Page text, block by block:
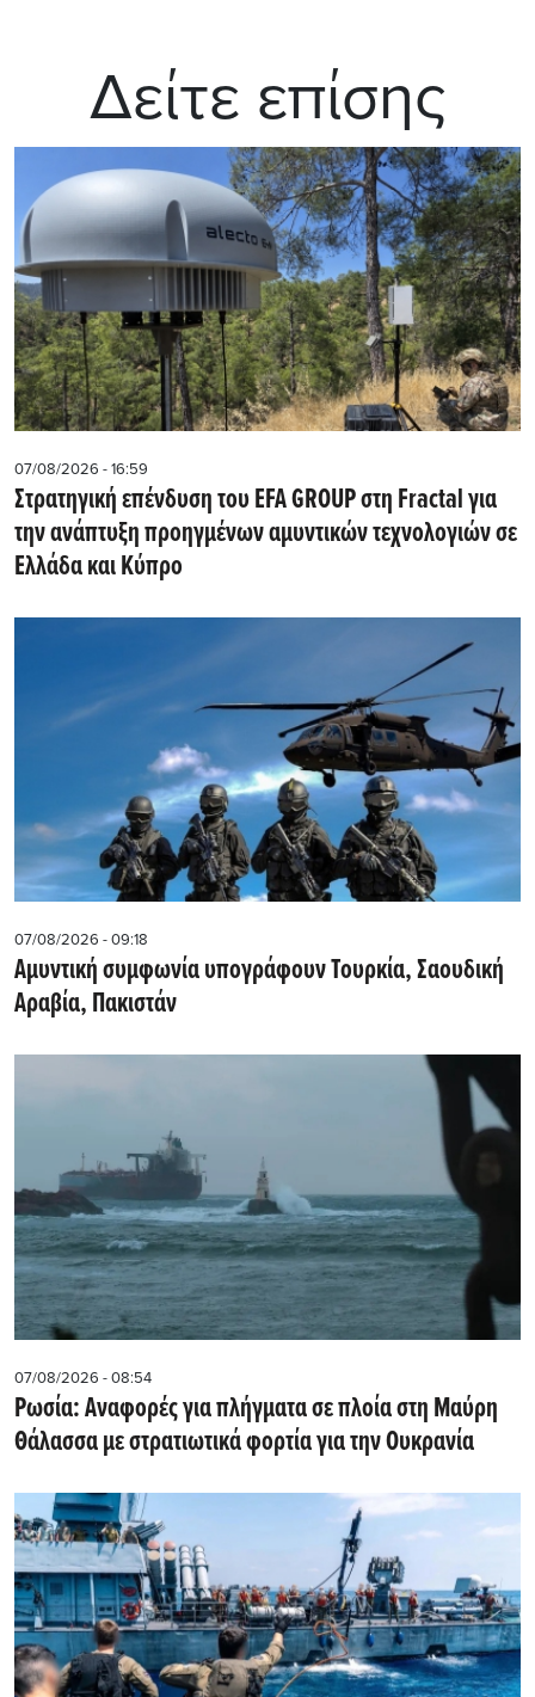
Δείτε επίσης
07/08/2026 - 16:59
Στρατηγική επένδυση του EFA GROUP στη Fractal για
την ανάπτυξη προηγμένων αμυντικών τεχνολογιών σε
Ελλάδα και Κύπρο
07/08/2026 - 09:18
Αμυντική συμφωνία υπογράφουν Τουρκία, Σαουδική
Αραβία, Πακιστάν
07/08/2026 - 08:54
Ρωσία: Αναφορές για πλήγματα σε πλοία στη Μαύρη
Θάλασσα με στρατιωτικά φορτία για την Ουκρανία